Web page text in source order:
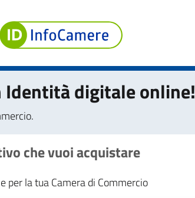
Identità digitale online!
che vuoi acquistare
per la tua Camera di Commercio